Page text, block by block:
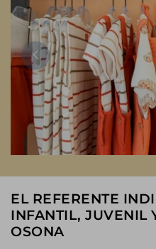
EL REFERENTE
INFANTIL, JUVENIL
OSONA